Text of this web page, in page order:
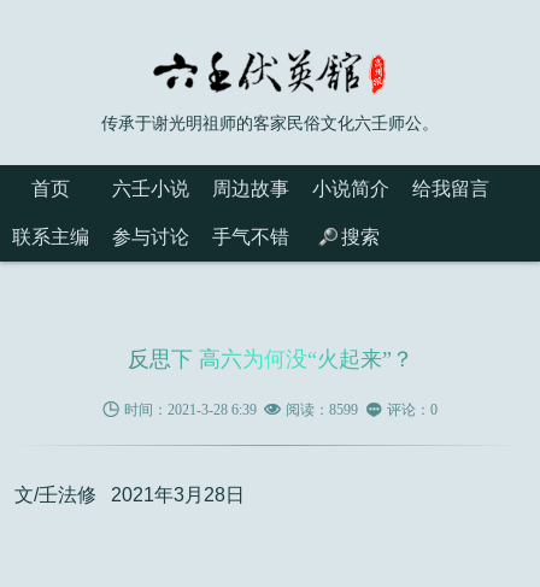
传承于谢光明祖师的客家民俗文化六壬师公。
首页 六壬小说 周边故事 小说简介 给我留言
联系主编 参与讨论 手气不错 搜索
反思下 高六为何没“火起来”？
 时间：2021-3-28 6:39  阅读：8599  评论：0
文/壬法修 2021年3月28日